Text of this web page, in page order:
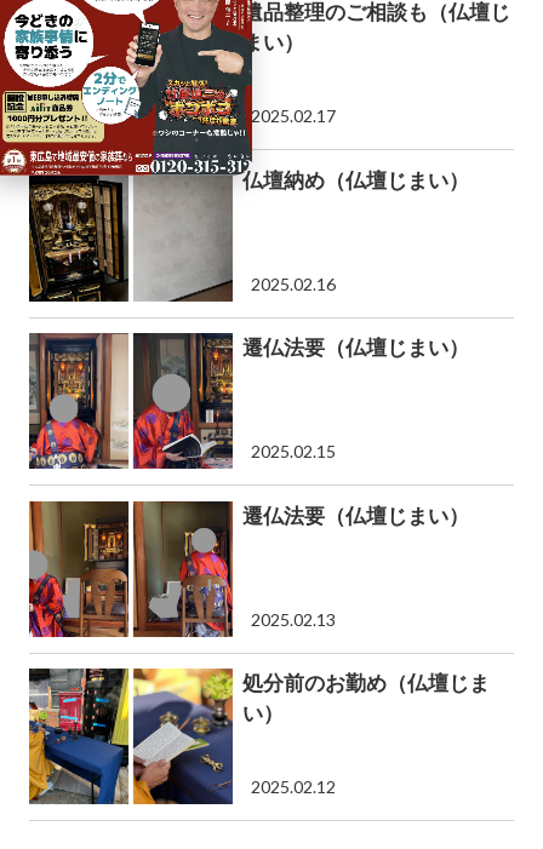
遺品整理のご相談も（仏壇じ
まい）
2025.02.17
仏壇納め（仏壇じまい）
2025.02.16
遷仏法要（仏壇じまい）
2025.02.15
遷仏法要（仏壇じまい）
2025.02.13
処分前のお勤め（仏壇じま
い）
2025.02.12